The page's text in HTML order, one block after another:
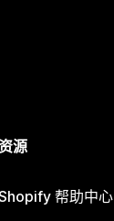
源
帮助中心